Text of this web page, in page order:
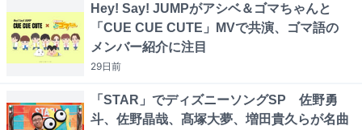
Hey! Say! JUMPがアシベ＆ゴマちゃんと
「CUE CUE CUTE」MVで共演、ゴマ語の
メンバー紹介に注目
29日前
「STAR」でディズニーソングSP 佐野勇
斗、佐野晶哉、髙塚大夢、増田貴久らが名曲